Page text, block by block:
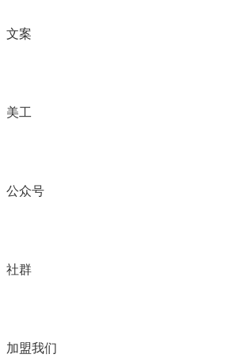
文案
美工
公众号
社群
加盟我们